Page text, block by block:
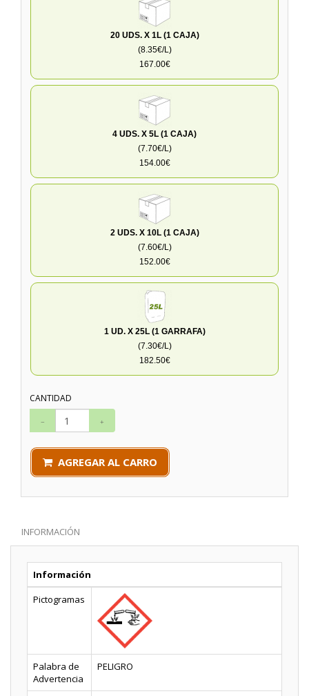
20 UDS. X 1L (1 CAJA)
(8.35€/L)
167.00€
4 UDS. X 5L (1 CAJA)
(7.70€/L)
154.00€
2 UDS. X 10L (1 CAJA)
(7.60€/L)
152.00€
1 UD. X 25L (1 GARRAFA)
(7.30€/L)
182.50€
CANTIDAD
AGREGAR AL CARRO
INFORMACIÓN
Información
Pictogramas
Palabra de
Advertencia
PELIGRO